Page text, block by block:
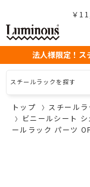
￥
法人様限定！ス
スチールラックを探す
トップ
スチール
ビニールシート
ールラック パーツ